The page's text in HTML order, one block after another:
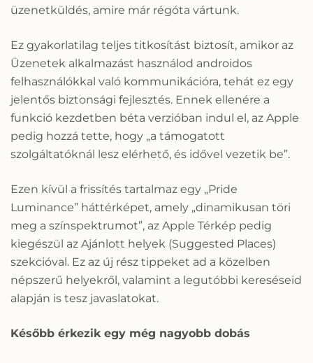
üzenetküldés, amire már régóta vártunk.
Ez gyakorlatilag teljes titkosítást biztosít, amikor az
Üzenetek alkalmazást használod androidos
felhasználókkal való kommunikációra, tehát ez egy
jelentős biztonsági fejlesztés. Ennek ellenére a
funkció kezdetben béta verzióban indul el, az Apple
pedig hozzá tette, hogy „a támogatott
szolgáltatóknál lesz elérhető, és idővel vezetik be”.
Ezen kívül a frissítés tartalmaz egy „Pride
Luminance” háttérképet, amely „dinamikusan töri
meg a színspektrumot”, az Apple Térkép pedig
kiegészül az Ajánlott helyek (Suggested Places)
szekcióval. Ez az új rész tippeket ad a közelben
népszerű helyekről, valamint a legutóbbi kereséseid
alapján is tesz javaslatokat.
Később érkezik egy még nagyobb dobás